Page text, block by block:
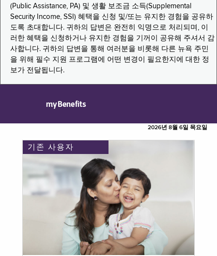
(Public Assistance, PA) 및 생활 보조금 소득(Supplemental
Security Income, SSI) 혜택을 신청 및/또는 유지한 경험을 공유하
도록 초대합니다. 귀하의 답변은 완전히 익명으로 처리되며, 이
러한 혜택을 신청하거나 유지한 경험을 기꺼이 공유해 주셔서 감
사합니다. 귀하의 답변을 통해 여러분을 비롯해 다른 뉴욕 주민
을 위해 필수 지원 프로그램에 어떤 변경이 필요한지에 대한 정
보가 전달됩니다.
myBenefits
2026년 8월 6일 목요일
기존 사용자